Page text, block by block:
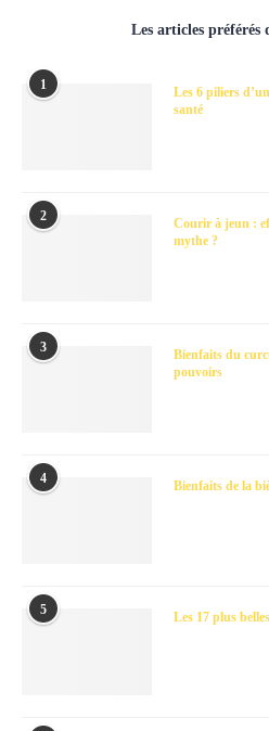
Les articles préférés
1
Les 6 piliers
santé
2
Courir à jeun :
mythe ?
3
Bienfaits du
pouvoirs
4 Bienfaits de la
5 Les 17 plus